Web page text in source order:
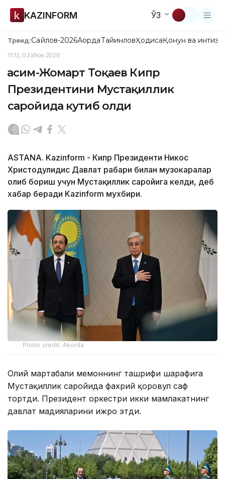
KAZINFORM ЎЗ
Тренд:Сайлов-2026АқордаТайинловҲодисаҚонун ва
11:12, 03 Июн 2026
Қасим-Жомарт Тоқаев Кипр
Президентини Мустақиллик
саройида кутиб олди
ASTANA. Kazinform - Кипр Президенти Никос
Христодулидис Давлат раҳбари билан музокаралар
олиб бориш учун Мустақиллик саройига келди, деб
хабар беради Kazinform мухбири.
Photo credit: Akorda
Олий мартабали меҳмоннинг ташрифи шарафига
Мустақиллик саройида фахрий қоровул саф
тортди. Президент оркестри икки мамлакатнинг
давлат мадҳияларини ижро этди.